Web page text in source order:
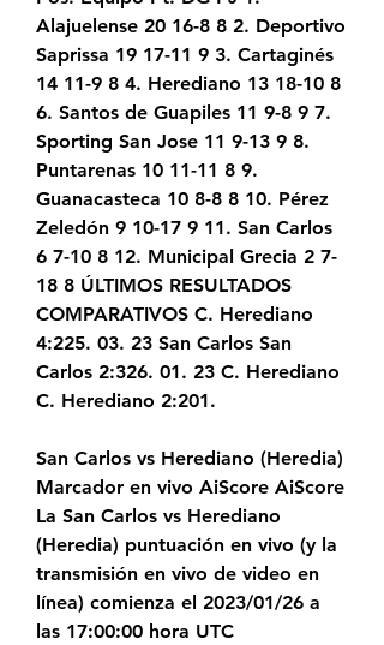
Alajuelense 20 16-8 8 2. Deportivo
Saprissa 19 17-11 9 3. Cartaginés
14 11-9 8 4. Herediano 13 18-10 8
6. Santos de Guapiles 11 9-8 9 7.
Sporting San Jose 11 9-13 9 8.
Puntarenas 10 11-11 8 9.
Guanacasteca 10 8-8 8 10. Pérez
Zeledón 9 10-17 9 11. San Carlos
6 7-10 8 12. Municipal Grecia 2 7-
18 8 ÚLTIMOS RESULTADOS
COMPARATIVOS C. Herediano
4:225. 03. 23 San Carlos San
Carlos 2:326. 01. 23 C. Herediano
C. Herediano 2:201.
San Carlos vs Herediano (Heredia)
Marcador en vivo AiScore AiScore
La San Carlos vs Herediano
(Heredia) puntuación en vivo (y la
transmisión en vivo de video en
línea) comienza el 2023/01/26 a
las 17:00:00 hora UTC